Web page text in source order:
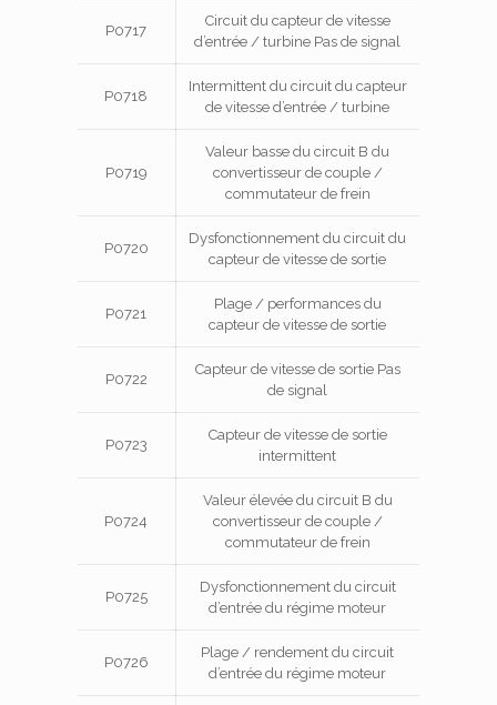
P0717
Circuit du capteur de vitesse
d’entrée / turbine Pas de signal
P0718
Intermittent du circuit du capteur
de vitesse d’entrée / turbine
P0719
Valeur basse du circuit B du
convertisseur de couple /
commutateur de frein
P0720
Dysfonctionnement du circuit du
capteur de vitesse de sortie
P0721
Plage / performances du
capteur de vitesse de sortie
P0722
Capteur de vitesse de sortie Pas
de signal
P0723
Capteur de vitesse de sortie
intermittent
P0724
Valeur élevée du circuit B du
convertisseur de couple /
commutateur de frein
P0725
Dysfonctionnement du circuit
d’entrée du régime moteur
P0726
Plage / rendement du circuit
d’entrée du régime moteur